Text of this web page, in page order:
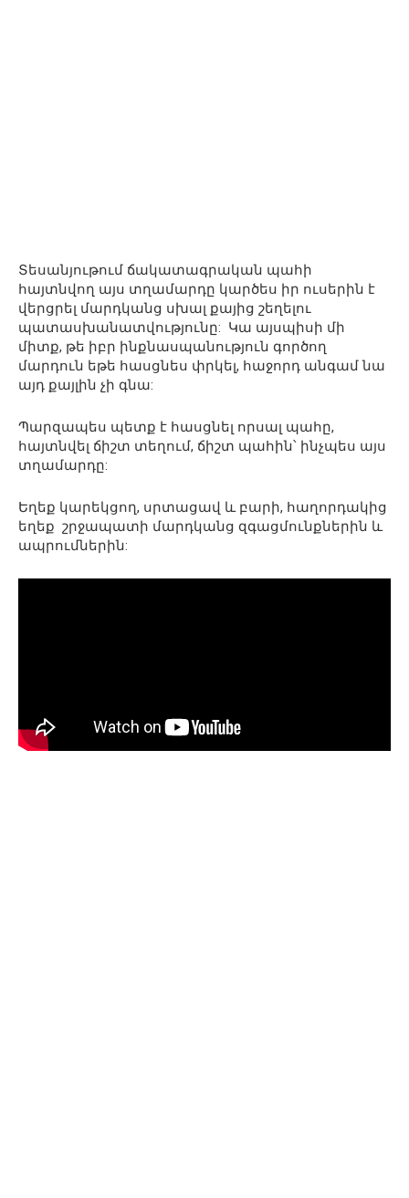
Տեսանյութում ճակատագրական պահի
հայտնվող այս տղամարդը կարծես իր ուսերին է
վերցրել մարդկանց սխալ քայից շեղելու
պատասխանատվությունը: Կա այսպիսի մի
միտք, թե իբր ինքնասպանություն գործող
մարդուն եթե հասցնես փրկել, հաջորդ անգամ նա
այդ քայլին չի գնա:
Պարզապես պետք է հասցնել որսալ պահը,
հայտնվել ճիշտ տեղում, ճիշտ պահին՝ ինչպես այս
տղամարդը:
Եղեք կարեկցող, սրտացավ և բարի, հաղորդակից
եղեք շրջապատի մարդկանց զգացմունքներին և
ապրումներին: